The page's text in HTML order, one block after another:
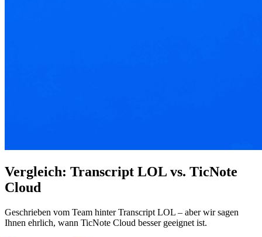
Vergleich: Transcript LOL vs. TicNote
Cloud
Geschrieben vom Team hinter Transcript LOL – aber wir sagen
Ihnen ehrlich, wann TicNote Cloud besser geeignet ist.